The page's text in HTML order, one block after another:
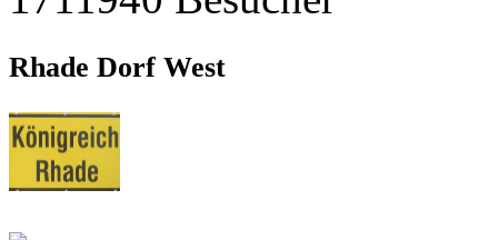
Rhade Dorf West